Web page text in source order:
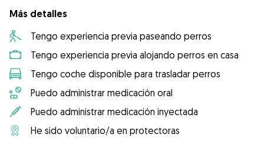
Más detalles
Tengo experiencia previa paseando perros
Tengo experiencia previa alojando perros en casa
Tengo coche disponible para trasladar perros
Puedo administrar medicación oral
Puedo administrar medicación inyectada
He sido voluntario/a en protectoras